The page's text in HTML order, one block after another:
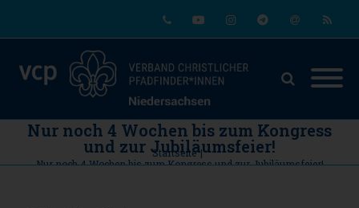
Nur noch 4 Wochen bis zum Kongress
und zur Jubiläumsfeier!
Startseite |
Nur noch 4 Wochen bis zum Kongress und zur Jubiläumsfeier!